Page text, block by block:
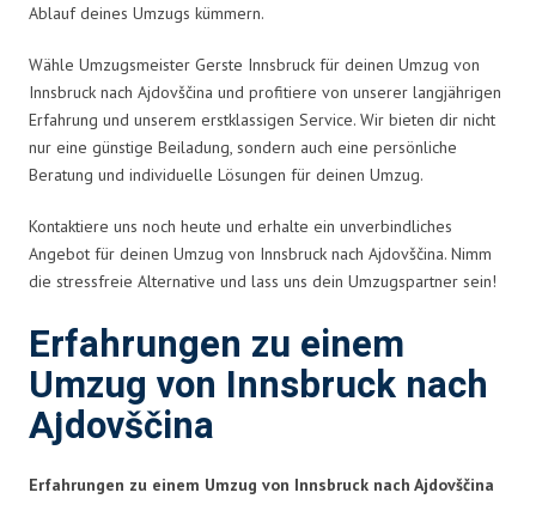
Ablauf deines Umzugs kümmern.
Wähle Umzugsmeister Gerste Innsbruck für deinen Umzug von
Innsbruck nach Ajdovščina und profitiere von unserer langjährigen
Erfahrung und unserem erstklassigen Service. Wir bieten dir nicht
nur eine günstige Beiladung, sondern auch eine persönliche
Beratung und individuelle Lösungen für deinen Umzug.
Kontaktiere uns noch heute und erhalte ein unverbindliches
Angebot für deinen Umzug von Innsbruck nach Ajdovščina. Nimm
die stressfreie Alternative und lass uns dein Umzugspartner sein!
Erfahrungen zu einem
Umzug von Innsbruck nach
Ajdovščina
Erfahrungen zu einem Umzug von Innsbruck nach Ajdovščina